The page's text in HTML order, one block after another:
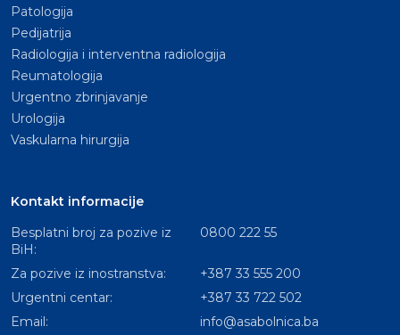
Patologija
Pedijatrija
Radiologija i interventna radiologija
Reumatologija
Urgentno zbrinjavanje
Urologija
Vaskularna hirurgija
Kontakt informacije
Besplatni broj za pozive iz
BiH:
0800 222 55
Za pozive iz inostranstva:
+387 33 555 200
Urgentni centar:
+387 33 722 502
Email:
info@asabolnica.ba